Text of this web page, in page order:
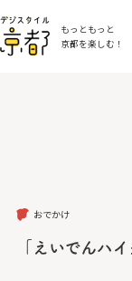
もっともっと
京都を楽しむ！
おでかけ
「えいでんハイ